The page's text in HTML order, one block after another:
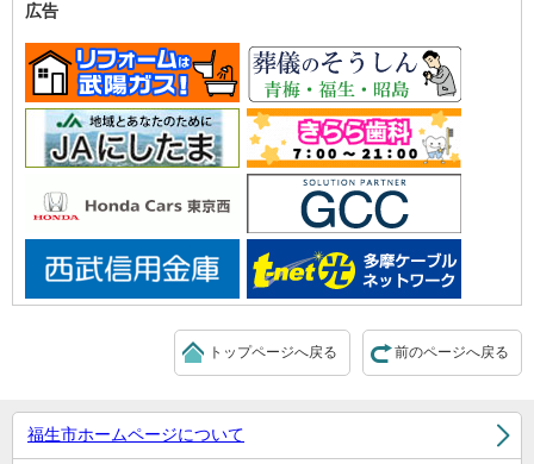
広告
前のページへ戻る
トップページへ戻る
福生市ホームページについて